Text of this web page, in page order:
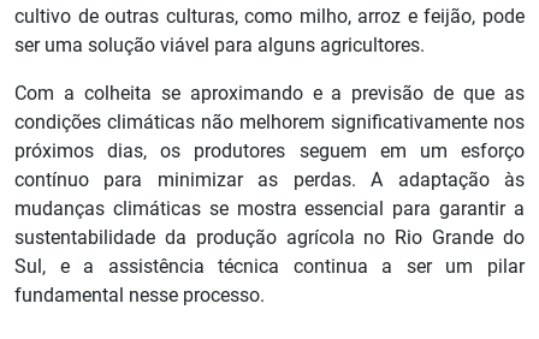
cultivo de outras culturas, como milho, arroz e feijão, pode
ser uma solução viável para alguns agricultores.
Com a colheita se aproximando e a previsão de que as
condições climáticas não melhorem significativamente nos
próximos dias, os produtores seguem em um esforço
contínuo para minimizar as perdas. A adaptação às
mudanças climáticas se mostra essencial para garantir a
sustentabilidade da produção agrícola no Rio Grande do
Sul, e a assistência técnica continua a ser um pilar
fundamental nesse processo.